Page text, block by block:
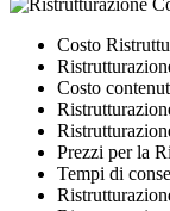
Costo
Costo
Prezzi per la
Tempi di